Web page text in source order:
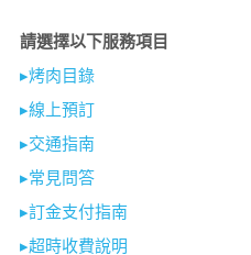
請選擇以下服務項目
▸烤肉目錄
▸線上預訂
▸交通指南
▸常見問答
▸訂金支付指南
▸超時收費說明